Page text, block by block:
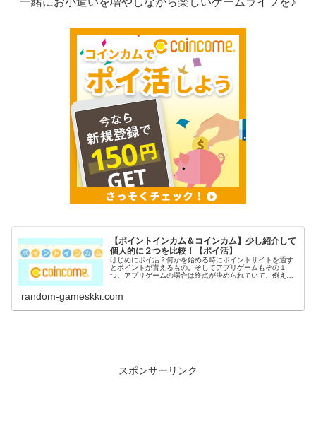
【ポイントインカム＆コインカム】少し紹介して
個人的に２つを比較！【ポイ活】
はじめにポイ活？何かを始める時にポイントサイトを通す
とポイントが貰えるもの。そしてアプリゲームもその１
つ。アプリゲームの場合は終点が決められていて、例えば
random-gameskki.com
スポンサーリンク